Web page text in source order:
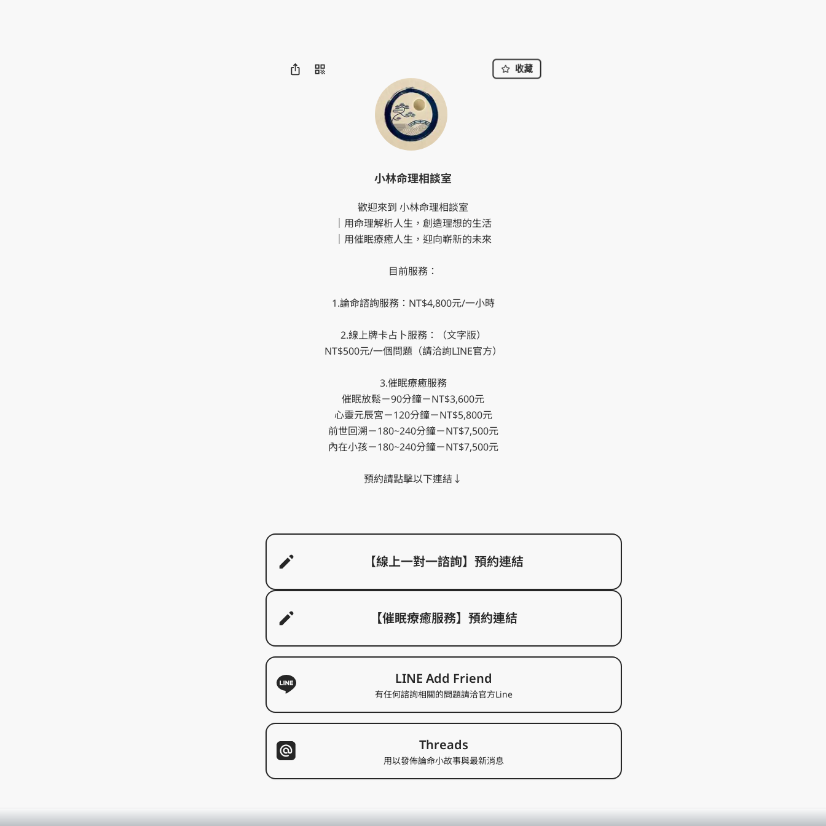
小林命理相談室
歡迎來到 小林命理相談室
｜用命理解析人生，創造理想的生活
｜用催眠療癒人生，迎向嶄新的未來
目前服務：
1.論命諮詢服務：NT$4,800元/一小時
2.線上牌卡占卜服務：（文字版）
NT$500元/一個問題（請洽詢LINE官方）
3.催眠療癒服務
催眠放鬆－90分鐘－NT$3,600元
心靈元辰宮－120分鐘－NT$5,800元
前世回溯－180~240分鐘－NT$7,500元
內在小孩－180~240分鐘－NT$7,500元
收藏
【線上一對一諮詢】預約連結
【催眠療癒服務】預約連結
LINE Add Friend
有任何諮詢相關的問題請洽官方Line
Threads
用以發佈論命小故事與最新消息